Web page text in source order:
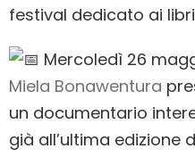
festival dedicato ai
Mercoledì 26
Miela Bonawentura
un documentario
già all’ultima edizione